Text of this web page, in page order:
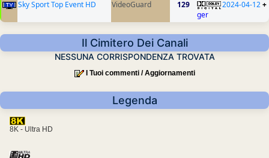
Sky Sport Top Event HD VideoGuard 129
ger
2024-04-12+
Il Cimitero Dei Canali
NESSUNA CORRISPONDENZA TROVATA
I Tuoi commenti / Aggiornamenti
Legenda
8K - Ultra HD